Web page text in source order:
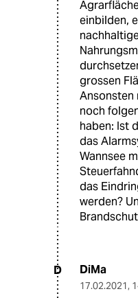
einbilden,
grossen
Ansonsten
noch
haben: Ist
das
Wannsee
das
werden?
D DiMa
17.02.2021,